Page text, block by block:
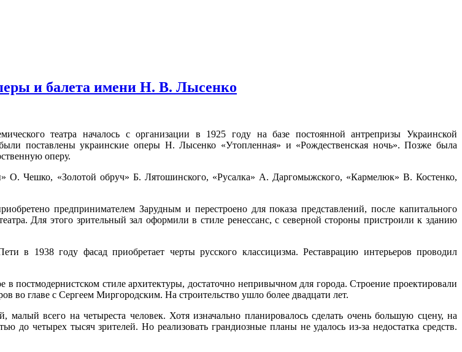
и балета имени Н. В. Лысенко
театра началось с организации в 1925 году на базе постоянной антрепризы Украинской
поставлены украинские оперы Н. Лысенко «Утопленная» и «Рождественская ночь». Позже была
оперу.
О. Чешко, «Золотой обруч» Б. Лятошинского, «Русалка» А. Даргомыжского, «Кармелюк» В. Костенко,
предпринимателем Зарудным и перестроено для показа представлений, после капитального
Для этого зрительный зал оформили в стиле ренессанс, с северной стороны пристроили к зданию
в 1938 году фасад приобретает черты русского классицизма. Реставрацию интерьеров проводил
постмодернистском стиле архитектуры, достаточно непривычном для города. Строение проектировали
во главе с Сергеем Миргородским. На строительство ушло более двадцати лет.
всего на четыреста человек. Хотя изначально планировалось сделать очень большую сцену, на
до четырех тысяч зрителей. Но реализовать грандиозные планы не удалось из-за недостатка средств.